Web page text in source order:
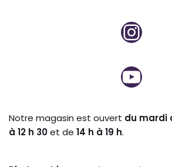
Notre magasin est ouvert du mardi
à 12 h 30et de 14 h à 19 h.